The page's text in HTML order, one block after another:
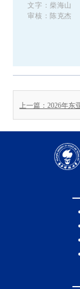
文字：柴海山
审核：陈克杰